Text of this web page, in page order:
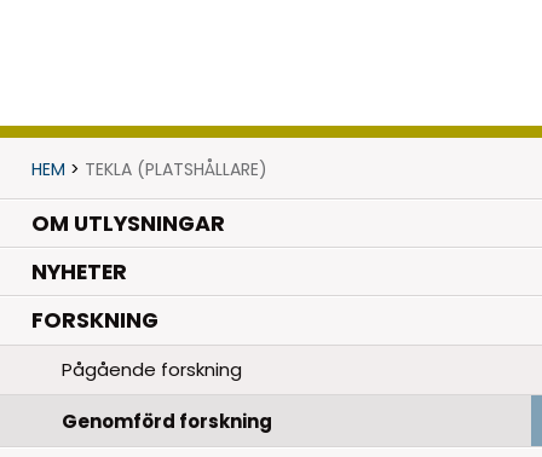
HEM > TEKLA (PLATSHÅLLARE)
OM UTLYSNINGAR
NYHETER.
FORSKNING.
Pågående forskning
Genomförd forskning